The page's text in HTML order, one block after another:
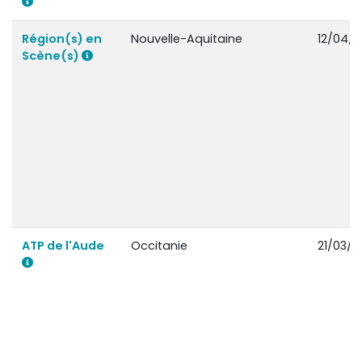
Région(s) en
Scène(s)
Nouvelle-Aquitaine 12/04/
ATP de l'Aude Occitanie 21/03/